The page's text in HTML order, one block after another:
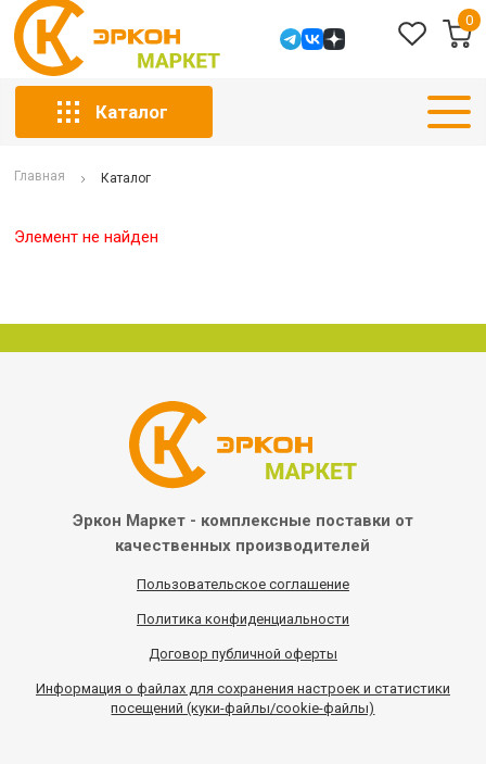
0
Каталог
Главная Каталог
Элемент не найден
Эркон Маркет - комплексные поставки от
качественных производителей
Пользовательское соглашение
Политика конфиденциальности
Договор публичной оферты
Информация о файлах для сохранения настроек и статистики
посещений (куки-файлы/cookie-файлы)